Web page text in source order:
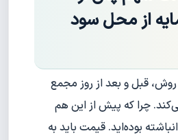
از محل سود
قبل و بعد از روز مجمع
چرا که پیش از این هم
بوده‌اید. قیمت باید به